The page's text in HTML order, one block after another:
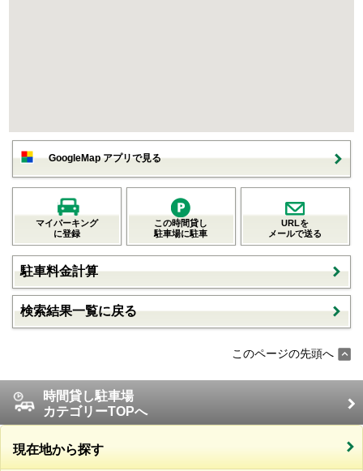
GoogleMap アプリで見る
マイパーキング
に登録
この時間貸し
駐車場に駐車
URLを
メールで送る
駐車料金計算
検索結果一覧に戻る
このページの先頭へ
時間貸し駐車場
カテゴリーTOPへ
現在地から探す